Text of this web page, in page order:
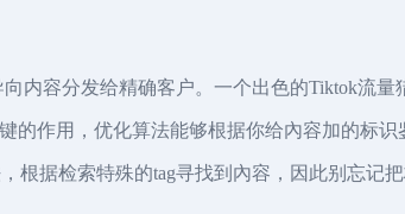
内容分发给精确客户。一个出色的Tiktok流
的作用，优化算法能够根据你给內容加的标
根据检索特殊的tag寻找到內容，因此别忘记把